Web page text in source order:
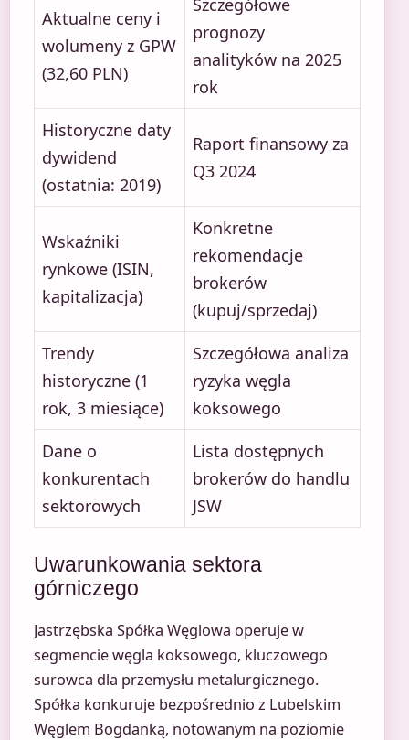
Aktualne ceny i
wolumeny z GPW
(32,60 PLN)
Szczegółowe
prognozy
analityków na 2025
rok
Historyczne daty
dywidend
(ostatnia: 2019)
Raport finansowy za
Q3 2024
Wskaźniki
rynkowe (ISIN,
kapitalizacja)
Konkretne
rekomendacje
brokerów
(kupuj/sprzedaj)
Trendy
historyczne (1
rok, 3 miesiące)
Szczegółowa analiza
ryzyka węgla
koksowego
Dane o
konkurentach
sektorowych
Lista dostępnych
brokerów do handlu
JSW
Uwarunkowania sektora
górniczego
Jastrzębska Spółka Węglowa operuje w
segmencie węgla koksowego, kluczowego
surowca dla przemysłu metalurgicznego.
Spółka konkuruje bezpośrednio z Lubelskim
Węglem Bogdanką, notowanym na poziomie